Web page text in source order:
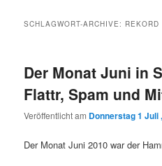
SCHLAGWORT-ARCHIVE: REKORD
Der Monat Juni in
Flattr, Spam und
Veröffentlicht am Donnerstag 1 Juli
Der Monat Juni 2010 war der